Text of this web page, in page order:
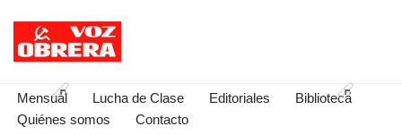
Saltar
contenido
Mensual Lucha de Clase Editoriales
Biblioteca
Quiénes somos
Contacto